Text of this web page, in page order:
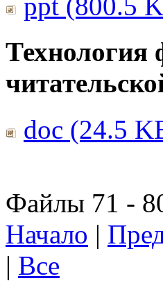
ppt (800.5
Технология
doc (24.5
Файлы 71 -
Начало |
| Все